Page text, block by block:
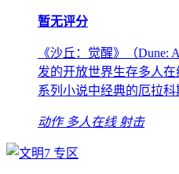
暂无评分
《沙丘：觉醒》（Dune:
发的开放世界生存多人在
系列小说中经典的厄拉科
动作 多人在线 射击
专区